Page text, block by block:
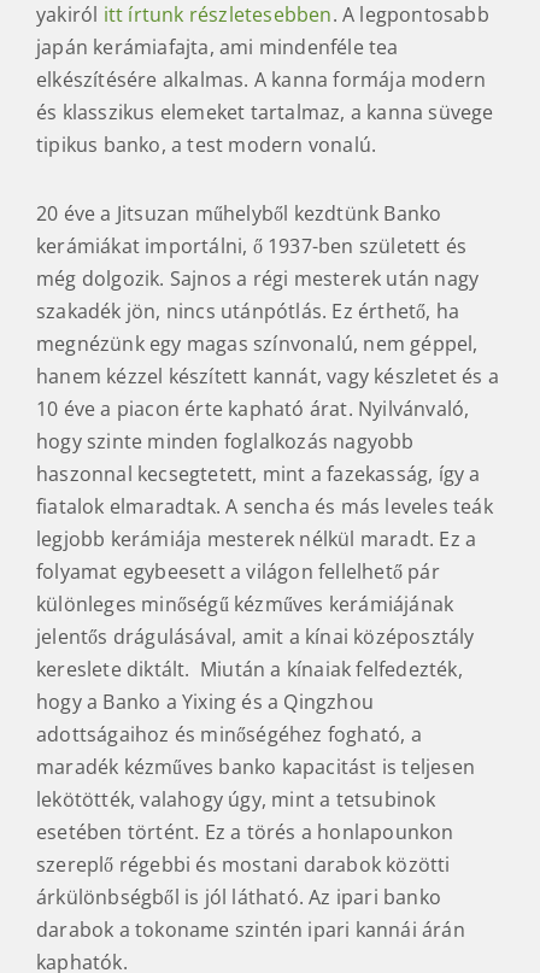
yakiról itt írtunk részletesebben. A legpontosabb
japán kerámiafajta, ami mindenféle tea
elkészítésére alkalmas. A kanna formája modern
és klasszikus elemeket tartalmaz, a kanna süvege
tipikus banko, a test modern vonalú.
20 éve a Jitsuzan műhelyből kezdtünk Banko
kerámiákat importálni, ő 1937-ben született és
még dolgozik. Sajnos a régi mesterek után nagy
szakadék jön, nincs utánpótlás. Ez érthető, ha
megnézünk egy magas színvonalú, nem géppel,
hanem kézzel készített kannát, vagy készletet és a
10 éve a piacon érte kapható árat. Nyilvánvaló,
hogy szinte minden foglalkozás nagyobb
haszonnal kecsegtetett, mint a fazekasság, így a
fiatalok elmaradtak. A sencha és más leveles teák
legjobb kerámiája mesterek nélkül maradt. Ez a
folyamat egybeesett a világon fellelhető pár
különleges minőségű kézműves kerámiájának
jelentős drágulásával, amit a kínai középosztály
kereslete diktált. Miután a kínaiak felfedezték,
hogy a Banko a Yixing és a Qingzhou
adottságaihoz és minőségéhez fogható, a
maradék kézműves banko kapacitást is teljesen
lekötötték, valahogy úgy, mint a tetsubinok
esetében történt. Ez a törés a honlapounkon
szereplő régebbi és mostani darabok közötti
árkülönbségből is jól látható. Az ipari banko
darabok a tokoname szintén ipari kannái árán
kaphatók.